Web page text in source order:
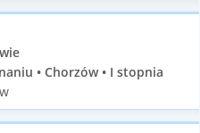
• Chorzów • I stopnia